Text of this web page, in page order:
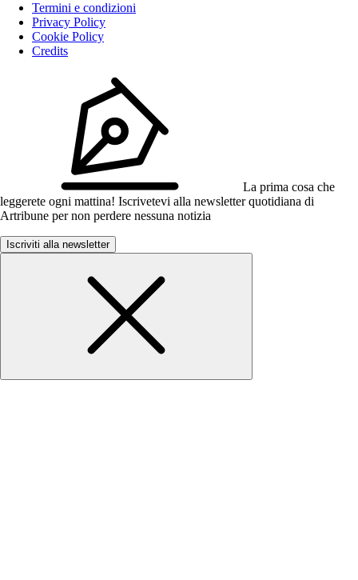
Termini e condizioni
Privacy Policy
Cookie Policy
Credits
La prima cosa che
leggerete ogni mattina! Iscrivetevi alla newsletter quotidiana di
Artribune per non perdere nessuna notizia
Iscriviti alla newsletter